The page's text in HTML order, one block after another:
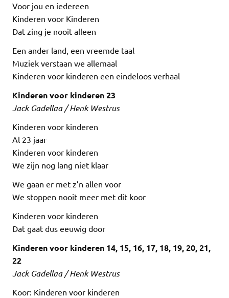
Voor jou en iedereen
Kinderen voor Kinderen
Dat zing je nooit alleen
Een ander land, een vreemde taal
Muziek verstaan we allemaal
Kinderen voor kinderen een eindeloos verhaal
Kinderen voor kinderen 23
Jack Gadellaa / Henk Westrus
Kinderen voor kinderen
Al 23 jaar
Kinderen voor kinderen
We zijn nog lang niet klaar
We gaan er met z’n allen voor
We stoppen nooit meer met dit koor
Kinderen voor kinderen
Dat gaat dus eeuwig door
Kinderen voor kinderen 14, 15, 16, 17, 18, 19, 20, 21,
22
Jack Gadellaa / Henk Westrus
Koor: Kinderen voor kinderen